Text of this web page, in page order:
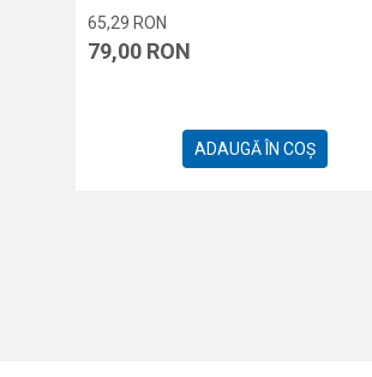
65,29 RON
79,00 RON
ADAUGĂ ÎN COȘ